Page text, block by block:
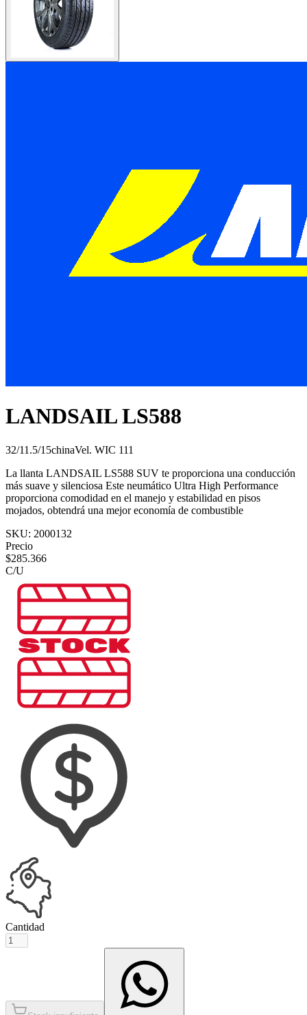
LANDSAIL LS588
32/11.5/15chinaVel. WIC 111
La llanta LANDSAIL LS588 SUV te proporciona una conducción
más suave y silenciosa Este neumático Ultra High Performance
proporciona comodidad en el manejo y estabilidad en pisos
mojados, obtendrá una mejor economía de combustible
SKU: 2000132
Precio
$285.366
C/U
Cantidad